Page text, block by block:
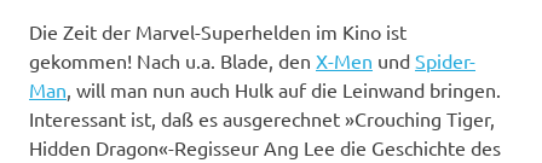
Die Zeit der Marvel-Superhelden im Kino ist
gekommen! Nach u.a. Blade, den X-Men und Spider-
Man, will man nun auch Hulk auf die Leinwand bringen.
Interessant ist, daß es ausgerechnet »Crouching Tiger,
Hidden Dragon«-Regisseur Ang Lee die Geschichte des